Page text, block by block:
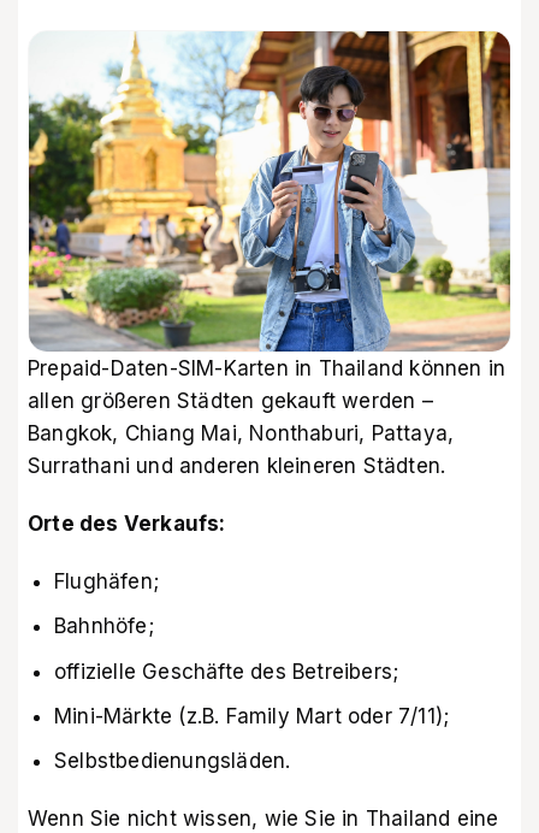
Prepaid-Daten-SIM-Karten in Thailand können in
allen größeren Städten gekauft werden –
Bangkok, Chiang Mai, Nonthaburi, Pattaya,
Surrathani und anderen kleineren Städten.
Orte des Verkaufs:
Flughäfen;
Bahnhöfe;
offizielle Geschäfte des Betreibers;
Mini-Märkte (z.B. Family Mart oder 7/11);
Selbstbedienungsläden.
Wenn Sie nicht wissen, wie Sie in Thailand eine